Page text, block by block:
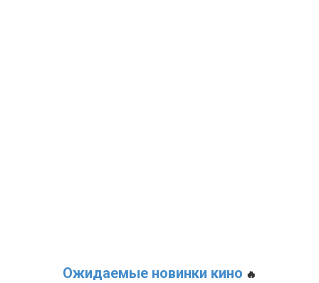
Ожидаемые новинки кино 🔥